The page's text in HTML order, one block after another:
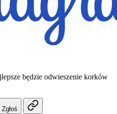
będzie odwieszenie korków
Zgłoś